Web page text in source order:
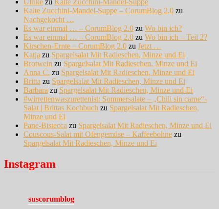
Ulrike zu Kalte Zucchini-Mandel-Suppe
Kalte Zucchini-Mandel-Suppe – CorumBlog 2.0 zu
Nachgekocht …
Es war einmal … – CorumBlog 2.0 zu Wo bin ich?
Es war einmal … – CorumBlog 2.0 zu Wo bin ich – Teil 2?
Kirschen-Ernte – CorumBlog 2.0 zu Jetzt …
Katja zu Spargelsalat Mit Radieschen, Minze und Ei
Brotwein zu Spargelsalat Mit Radieschen, Minze und Ei
Anna C. zu Spargelsalat Mit Radieschen, Minze und Ei
Britta zu Spargelsalat Mit Radieschen, Minze und Ei
Barbara zu Spargelsalat Mit Radieschen, Minze und Ei
#wirrettenwaszurettenist: Sommersalate – „Chili sin carne“-
Salat | Brittas Kochbuch zu Spargelsalat Mit Radieschen,
Minze und Ei
Pane-Bistecca zu Spargelsalat Mit Radieschen, Minze und Ei
Couscous-Salat mit Ofengemüse – Kaffeebohne zu
Spargelsalat Mit Radieschen, Minze und Ei
Instagram
suscorumblog